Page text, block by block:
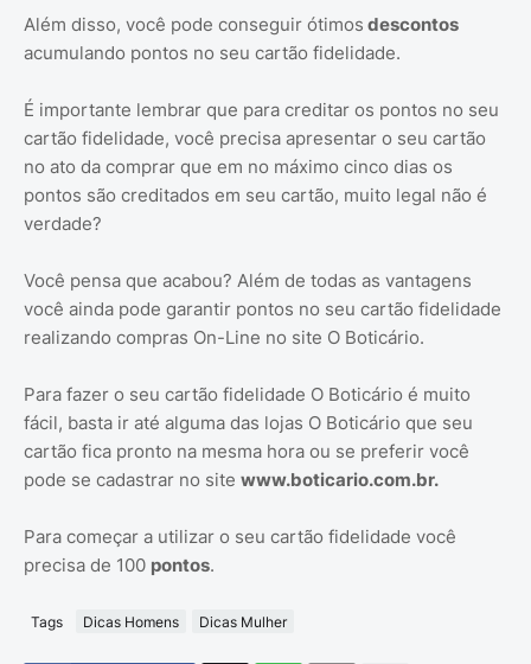
Além disso, você pode conseguir ótimos descontos
acumulando pontos no seu cartão fidelidade.
É importante lembrar que para creditar os pontos no seu
cartão fidelidade, você precisa apresentar o seu cartão
no ato da comprar que em no máximo cinco dias os
pontos são creditados em seu cartão, muito legal não é
verdade?
Você pensa que acabou? Além de todas as vantagens
você ainda pode garantir pontos no seu cartão fidelidade
realizando compras On-Line no site O Boticário.
Para fazer o seu cartão fidelidade O Boticário é muito
fácil, basta ir até alguma das lojas O Boticário que seu
cartão fica pronto na mesma hora ou se preferir você
pode se cadastrar no site www.boticario.com.br.
Para começar a utilizar o seu cartão fidelidade você
precisa de 100 pontos.
Tags Dicas Homens Dicas Mulher